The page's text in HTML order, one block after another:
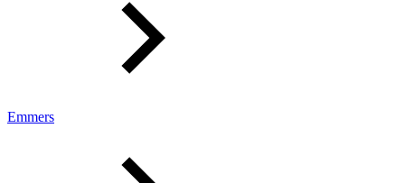
Emmers